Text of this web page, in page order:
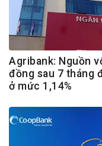
Agribank: Nguồn
đồng sau 7 tháng
ở mức 1,14%